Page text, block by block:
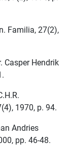
Familia, 27(2),
Casper Hendrik
1970, p. 94.
Andries
pp. 46-48.